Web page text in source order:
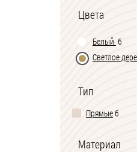
Цвета
Белый 6
Светлое
Тип
Прямые6
Материал